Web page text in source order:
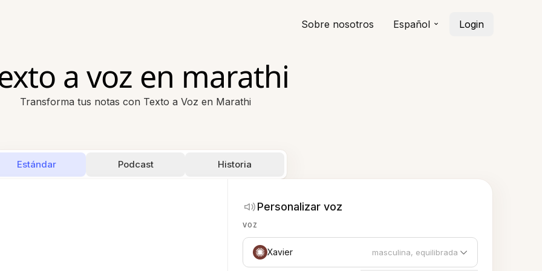
Sobre nosotros Español Login
a voz en marathi
Transforma tus notas con Texto a Voz en Marathi
Estándar Podcast Historia
Personalizar voz
VOZ
Xavier masculina, equilibrada